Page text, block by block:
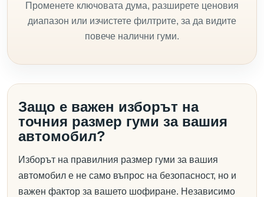
Променете ключовата дума, разширете ценовия
диапазон или изчистете филтрите, за да видите
повече налични гуми.
Защо е важен изборът на
точния размер гуми за вашия
автомобил?
Изборът на правилния размер гуми за вашия
автомобил е не само въпрос на безопасност, но и
важен фактор за вашето шофиране. Независимо